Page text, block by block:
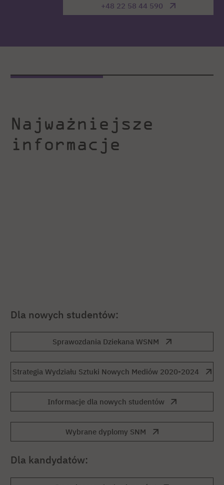
+48 22 58 44 590
Najważniejsze
informacje
Dla nowych studentów:
Sprawozdania Dziekana WSNM
Strategia Wydziału Sztuki Nowych Mediów 2020-2024
Informacje dla nowych studentów
Wybrane dyplomy SNM
Dla kandydatów: